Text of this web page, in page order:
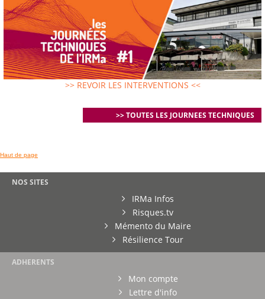
>> REVOIR LES INTERVENTIONS <<
>> TOUTES LES JOURNEES TECHNIQUES
Haut de page
NOS SITES
IRMa Infos
Risques.tv
Mémento du Maire
Résilience Tour
ADHERENTS
Mon compte
Lettre d'info